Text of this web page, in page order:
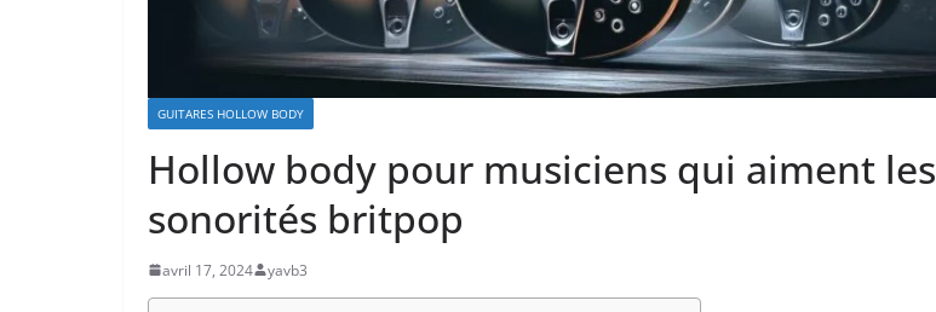
GUITARES HOLLOW BODY
Hollow body pour musiciens qui aiment les
sonorités britpop
avril 17, 2024 yavb3